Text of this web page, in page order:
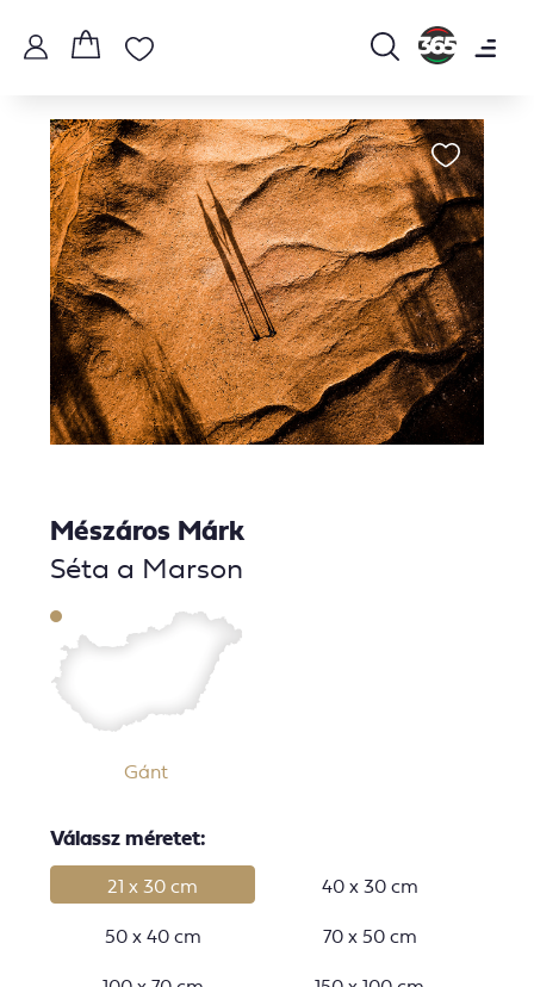
Mészáros Márk
Séta a Marson
Gánt
Válassz méretet:
21 x 30 cm
40 x 30 cm
50 x 40 cm
70 x 50 cm